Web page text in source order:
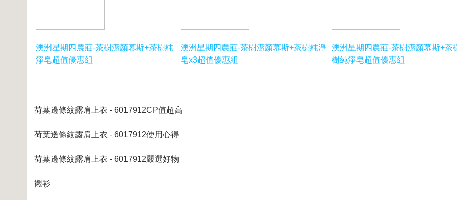
澳洲星期四農莊-茶樹潔顏幕斯+茶樹純
淨皂超值優惠組
澳洲星期四農莊-茶樹潔顏幕斯+茶樹純淨
皂x3超值優惠組
澳洲星期四農莊-茶樹潔顏幕斯+茶
樹純淨皂超值優惠組
荷葉邊條紋露肩上衣 - 6017912CP值超高
荷葉邊條紋露肩上衣 - 6017912使用心得
荷葉邊條紋露肩上衣 - 6017912嚴選好物
襯衫